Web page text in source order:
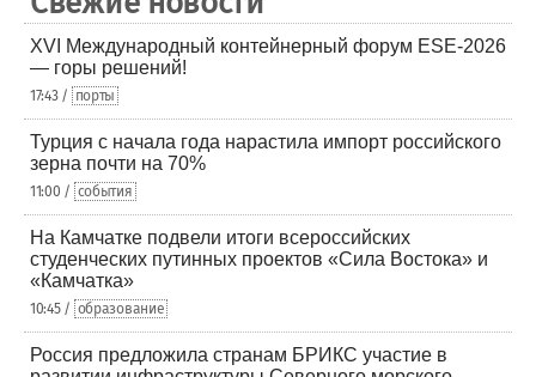
XVI Международный контейнерный форум ESE-2026
— горы решений!
17:43 / порты
Турция с начала года нарастила импорт российского
зерна почти на 70%
11:00 / события
На Камчатке подвели итоги всероссийских
студенческих путинных проектов «Сила Востока» и
«Камчатка»
10:45 / образование
Россия предложила странам БРИКС участие в